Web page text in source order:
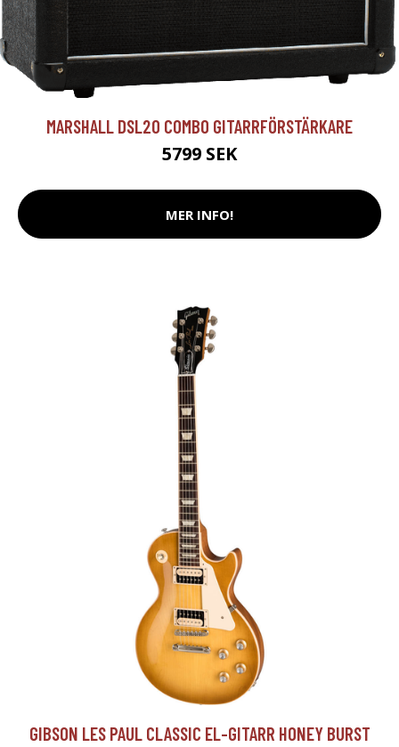
MARSHALL DSL20 COMBO GITARRFÖRSTÄRKARE
5799 SEK
MER INFO!
GIBSON LES PAUL CLASSIC EL-GITARR HONEY BURST